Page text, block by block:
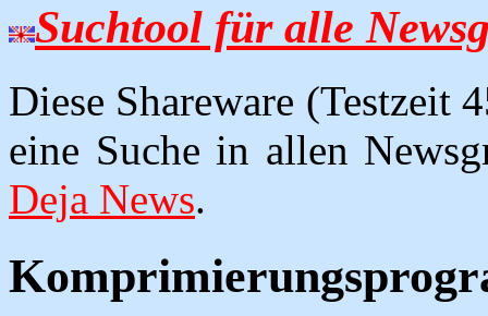
Suchtool für alle
Diese Shareware (Testzeit
eine Suche in allen
Deja News.